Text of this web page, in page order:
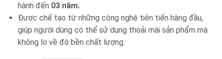
hành đến 03 năm.
Được chế tạo từ những công nghệ tiên tiến hàng đầu,
giúp người dùng có thể sử dụng thoải mái sản phẩm mà
không lo về độ bền chất lượng.